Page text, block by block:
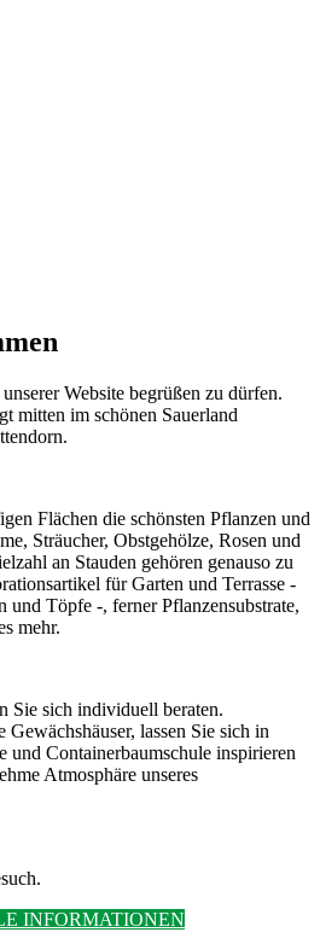
Website begrüßen zu dürfen.
mitten im schönen Sauerland
Flächen die schönsten Pflanzen und
Sträucher, Obstgehölze, Rosen und
an Stauden gehören genauso zu
für Garten und Terrasse -
und Töpfe -, ferner Pflanzensubstrate,
mehr.
Sie sich individuell beraten.
Gewächshäuser, lassen Sie sich in
und Containerbaumschule inspirieren
Atmosphäre unseres
INFORMATIONEN